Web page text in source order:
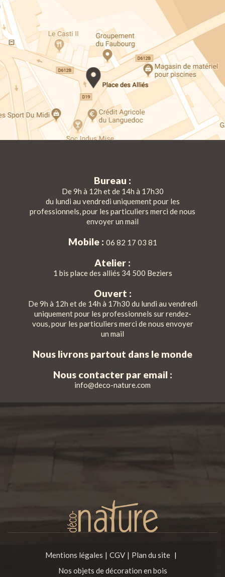
Bureau :
De 9h à 12h et de 14h à 17h30
du lundi au vendredi uniquement pour les
professionnels, pour les particuliers merci de nous
envoyer un mail
Mobile : 06 82 17 03 81
Atelier :
1 bis place des alliés 34 500 Beziers
Ouvert :
De 9h à 12h et de 14h à 17h30 du lundi au vendredi
uniquement pour les professionnels sur rendez-
vous, pour les particuliers merci de nous envoyer
un mail
Nous livrons partout dans le monde
Nous contacter par email :
info@deco-nature.com
Mentions légales CGV Plan du site |
Nos objets de décoration en bois